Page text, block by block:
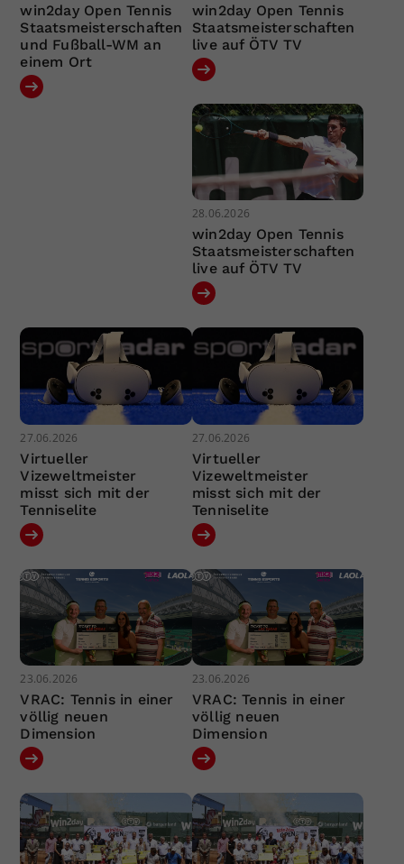
win2day Open Tennis
Staatsmeisterschaften
und Fußball-WM an
einem Ort
win2day Open Tennis
Staatsmeisterschaften
live auf ÖTV TV
28.06.2026
win2day Open Tennis
Staatsmeisterschaften
live auf ÖTV TV
27.06.2026
Virtueller
Vizeweltmeister
misst sich mit der
Tenniselite
27.06.2026
Virtueller
Vizeweltmeister
misst sich mit der
Tenniselite
23.06.2026
VRAC: Tennis in einer
völlig neuen
Dimension
23.06.2026
VRAC: Tennis in einer
völlig neuen
Dimension